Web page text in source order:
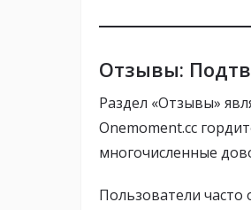
Отзывы:
Раздел «Отзывы»
Onemoment.cc
многочисленные
Пользователи часто